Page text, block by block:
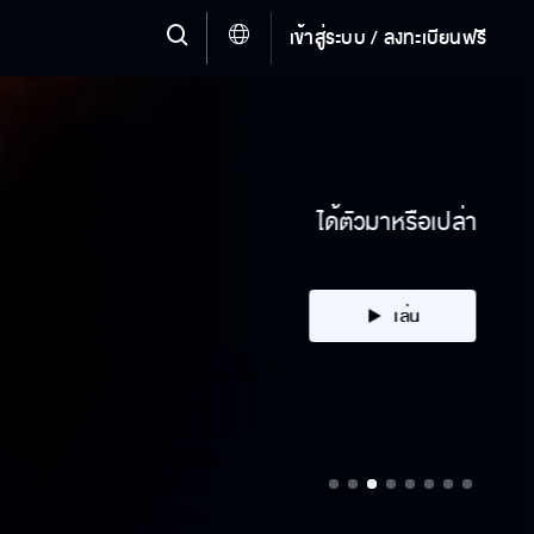
เข้าสู่ระบบ / ลงทะเบียนฟรี
ได้ตัวมาหรือเปล่า